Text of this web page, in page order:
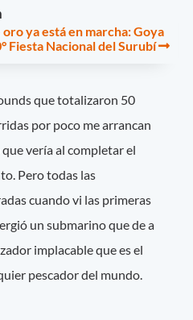
oro ya está en marcha: Goya
Fiesta Nacional del Surubí
que totalizaron 50
por poco me arrancan
vería al completar el
Pero todas las
cuando vi las primeras
un submarino que de a
implacable que es el
pescador del mundo.